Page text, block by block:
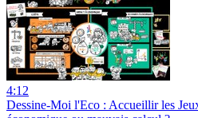
4:12
Dessine-Moi l'Eco : Accueillir les